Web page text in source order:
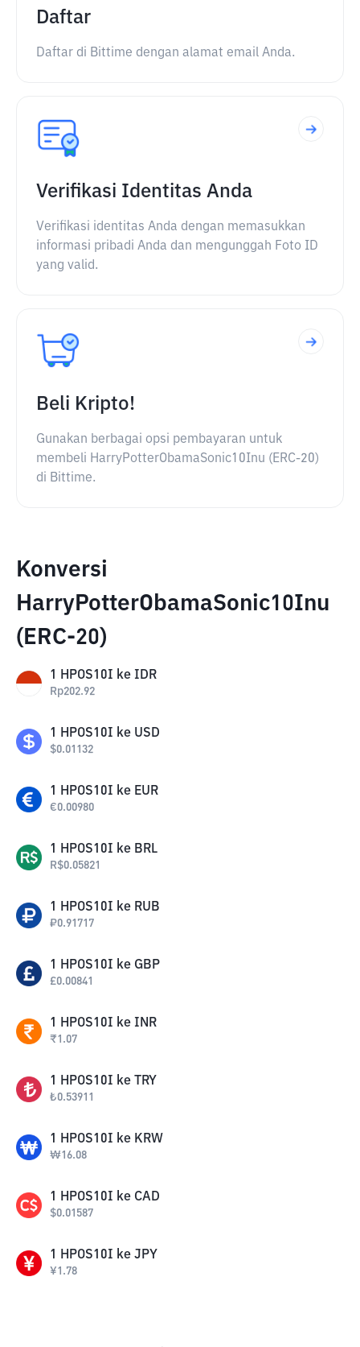
Daftar
Daftar di Bittime dengan alamat email Anda.
Verifikasi Identitas Anda
Verifikasi identitas Anda dengan memasukkan
informasi pribadi Anda dan mengunggah Foto ID
yang valid.
Beli Kripto!
Gunakan berbagai opsi pembayaran untuk
membeli HarryPotterObamaSonic10Inu (ERC-20)
di Bittime.
Konversi
HarryPotterObamaSonic10Inu
(ERC-20)
1 HPOS10I ke IDR
Rp202.92
1 HPOS10I ke USD
$0.01132
1 HPOS10I ke EUR
€0.00980
1 HPOS10I ke BRL
R$0.05821
1 HPOS10I ke RUB
₽0.91717
1 HPOS10I ke GBP
£0.00841
1 HPOS10I ke INR
₹1.07
1 HPOS10I ke TRY
₺0.53911
1 HPOS10I ke KRW
₩16.08
1 HPOS10I ke CAD
$0.01587
1 HPOS10I ke JPY
¥1.78